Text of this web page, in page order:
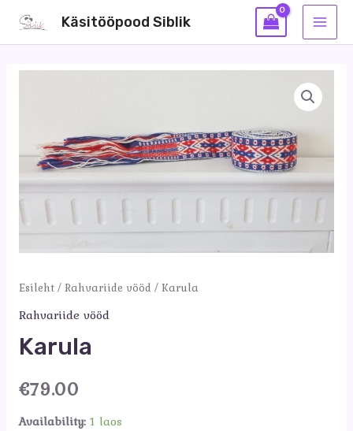
Käsitööpood Siblik
Esileht/Rahvariide vööd / Karula
Rahvariide vööd
Karula
€79.00
Availability: 1 laos